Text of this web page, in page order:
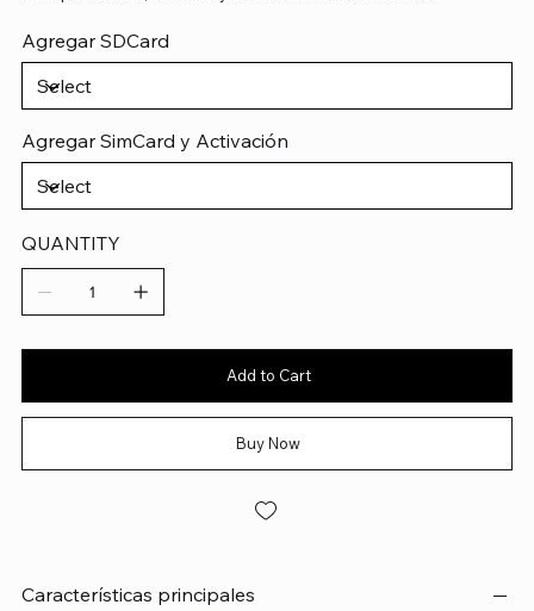
Agregar SDCard
Agregar SimCard y Activación
QUANTITY
Add to Cart
Buy Now
Características principales